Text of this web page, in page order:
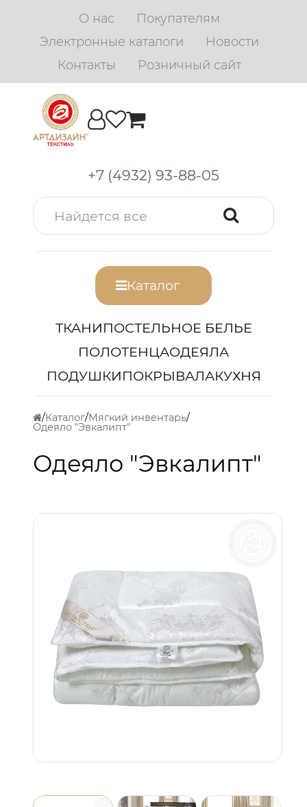
О нас
Покупателям
Электронные каталоги
Новости
Контакты
Розничный сайт
+7 (4932) 93-88-05
Каталог
ТКАНИПОСТЕЛЬНОЕ БЕЛЬЕ
ПОЛОТЕНЦАОДЕЯЛА
ПОДУШКИПОКРЫВАЛАКУХНЯ
Каталог Мягкий инвентарь
Одеяло "Эвкалипт"
Одеяло "Эвкалипт"